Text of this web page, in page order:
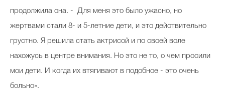
продолжила она. - Для меня это было ужасно, но
жертвами стали 8- и 5-летние дети, и это действительно
грустно. Я решила стать актрисой и по своей воле
нахожусь в центре внимания. Но это не то, о чем просили
мои дети. И когда их втягивают в подобное - это очень
больно».